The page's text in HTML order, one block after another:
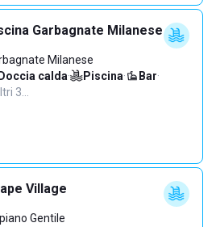
Garbagnate Milanese
Milanese
Doccia calda· Piscina· Bar·
3…
Village
Gentile